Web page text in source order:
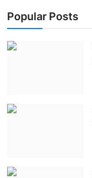
Popular Posts